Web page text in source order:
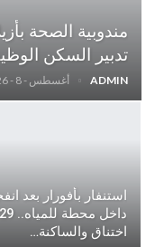
مندوبية الصحة
تدبير السكن
ADMIN أغسطس - 8 - 2026
استنفار بأفورار بعد
اختناق والساكنة…